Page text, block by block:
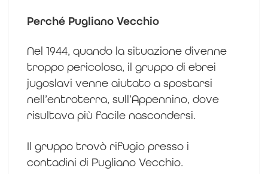
Perché Pugliano Vecchio
Nel 1944, quando la situazione divenne
troppo pericolosa, il gruppo di ebrei
jugoslavi venne aiutato a spostarsi
nell’entroterra, sull’Appennino, dove
risultava più facile nascondersi.
Il gruppo trovò rifugio presso i
contadini di Pugliano Vecchio.